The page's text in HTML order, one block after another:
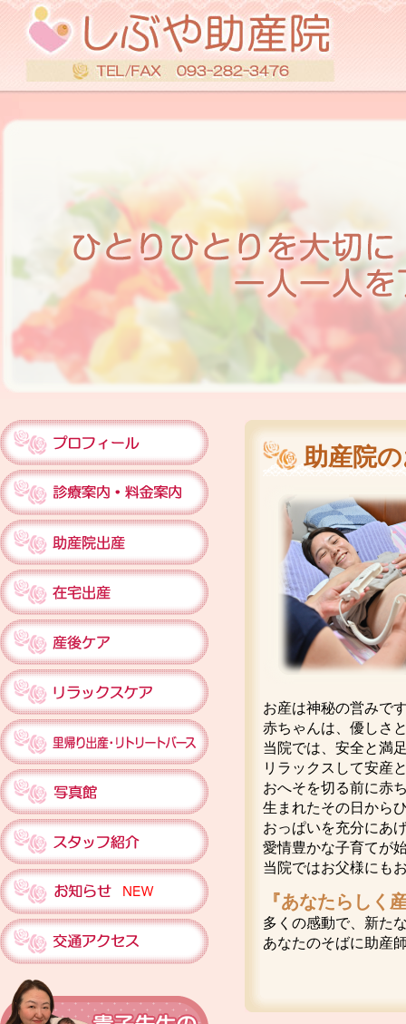
助産院
お産は神秘の営みで
赤ちゃんは、優しさ
当院では、安全と満
リラックスして安産
おへそを切る前に赤
生まれたその日から
おっぱいを充分にあ
愛情豊かな子育てが
当院ではお父様にも
『あなたらしく
多くの感動で、新た
あなたのそばに助産